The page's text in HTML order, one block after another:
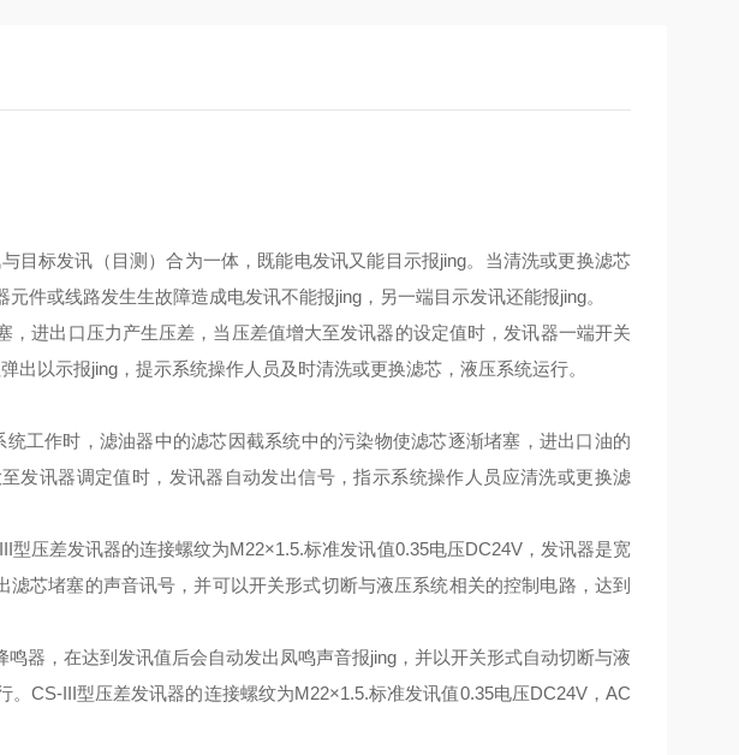
目标发讯（目测）合为一体，既能电发讯又能目示报jing。当清洗或更换滤芯
件或线路发生生故障造成电发讯不能报jing，另一端目示发讯还能报jing。
，进出口压力产生压差，当压差值增大至发讯器的设定值时，发讯器一端开关
出以示报jing，提示系统操作人员及时清洗或更换滤芯，液压系统运行。
工作时，滤油器中的滤芯因截系统中的污染物使滤芯逐渐堵塞，进出口油的
发讯器调定值时，发讯器自动发出信号，指示系统操作人员应清洗或更换滤
型压差发讯器的连接螺纹为M22×1.5.标准发讯值0.35电压DC24V，发讯器是宽
芯堵塞的声音讯号，并可以开关形式切断与液压系统相关的控制电路，达到
器，在达到发讯值后会自动发出凤鸣声音报jing，并以开关形式自动切断与液
。 CS-III型压差发讯器的连接螺纹为M22×1.5.标准发讯值0.35电压DC24V，AC